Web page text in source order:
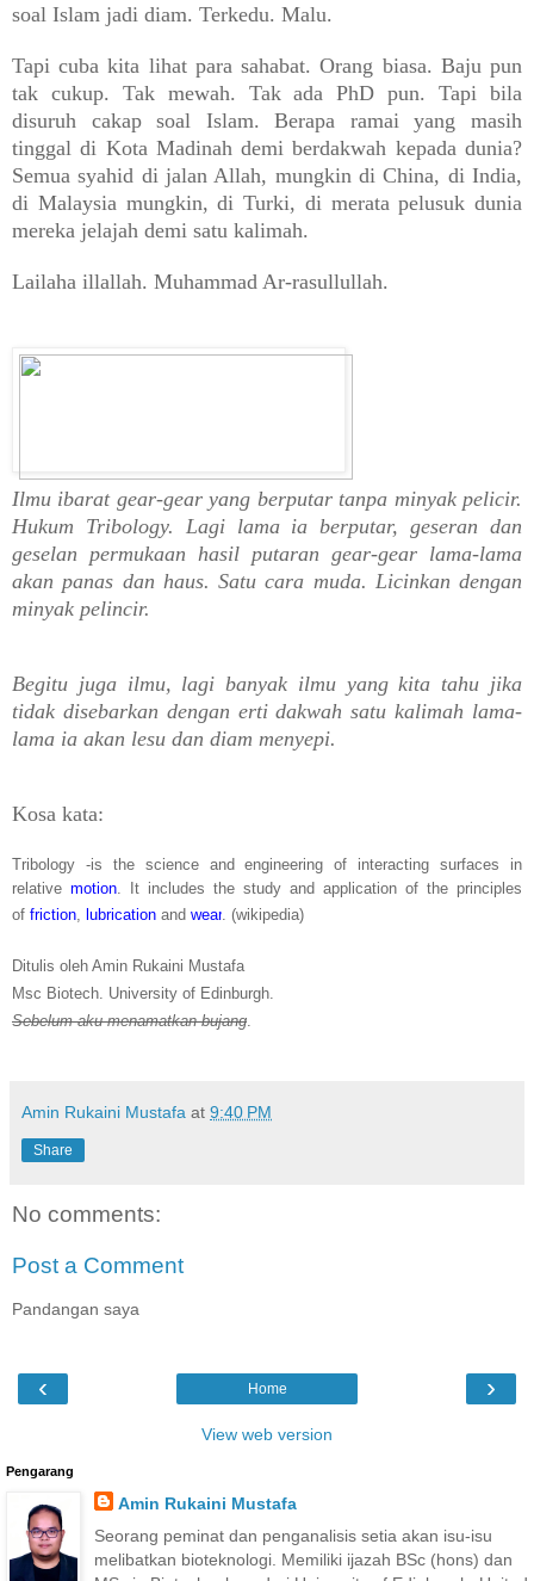
soal Islam jadi diam. Terkedu. Malu.
Tapi cuba kita lihat para sahabat. Orang biasa. Baju pun
tak cukup. Tak mewah. Tak ada PhD pun. Tapi bila
disuruh cakap soal Islam. Berapa ramai yang masih
tinggal di Kota Madinah demi berdakwah kepada dunia?
Semua syahid di jalan Allah, mungkin di China, di India,
di Malaysia mungkin, di Turki, di merata pelusuk dunia
mereka jelajah demi satu kalimah.
Lailaha illallah. Muhammad Ar-rasullullah.
Ilmu ibarat gear-gear yang berputar tanpa minyak pelicir.
Hukum Tribology. Lagi lama ia berputar, geseran dan
geselan permukaan hasil putaran gear-gear lama-lama
akan panas dan haus. Satu cara muda. Licinkan dengan
minyak pelincir.
Begitu juga ilmu, lagi banyak ilmu yang kita tahu jika
tidak disebarkan dengan erti dakwah satu kalimah lama-
lama ia akan lesu dan diam menyepi.
Kosa kata:
Tribology -is the science and engineering of interacting surfaces in
relative motion . It includes the study and application of the principles
of friction lubrication and wear . (wikipedia)
Ditulis oleh Amin Rukaini Mustafa
Msc Biotech. University of Edinburgh.
Sebelum aku menamatkan bujang
Amin Rukaini Mustafa at 9:40 PM
Share
No comments:
Post a Comment
Pandangan saya
‹ ›
Home
View web version
Pengarang
Amin Rukaini Mustafa
Seorang peminat dan penganalisis setia akan isu-isu
melibatkan bioteknologi. Memiliki ijazah BSc (hons) dan